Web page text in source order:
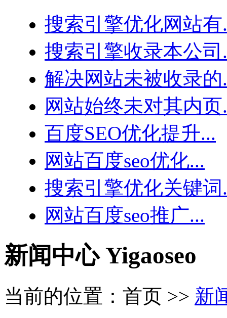
搜索引擎优化网站有
搜索引擎收录本公司
解决网站未被收录的
网站始终未对其内页
百度SEO优化提升...
网站百度seo优化...
搜索引擎优化关键词
网站百度seo推广...
新闻中心Yigaoseo
当前的位置：首页 >> 新